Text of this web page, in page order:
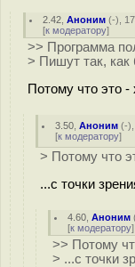
2.42 ,Аноним (-),
[к модератору]
>> Программа
> Пишут так, как
Потому что это -
3.50 ,Аноним (-
[к модератору]
> Потому что
...с точки
4.60 ,Аноним
[к модератору]
>> Потому
> ...с точки